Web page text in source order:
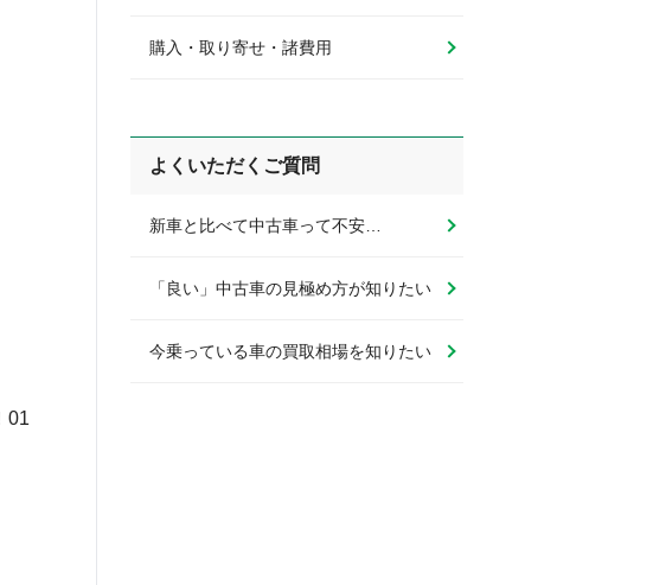
購入・取り寄せ・諸費用
よくいただくご質問
新車と比べて中古車って不安…
「良い」中古車の見極め方が知りたい
今乗っている車の買取相場を知りたい